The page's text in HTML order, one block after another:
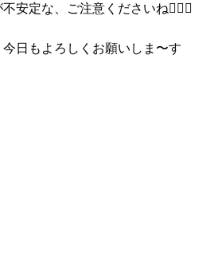
安定な、ご注意くださいね🙇🏼‍♂️
日もよろしくお願いしま〜す